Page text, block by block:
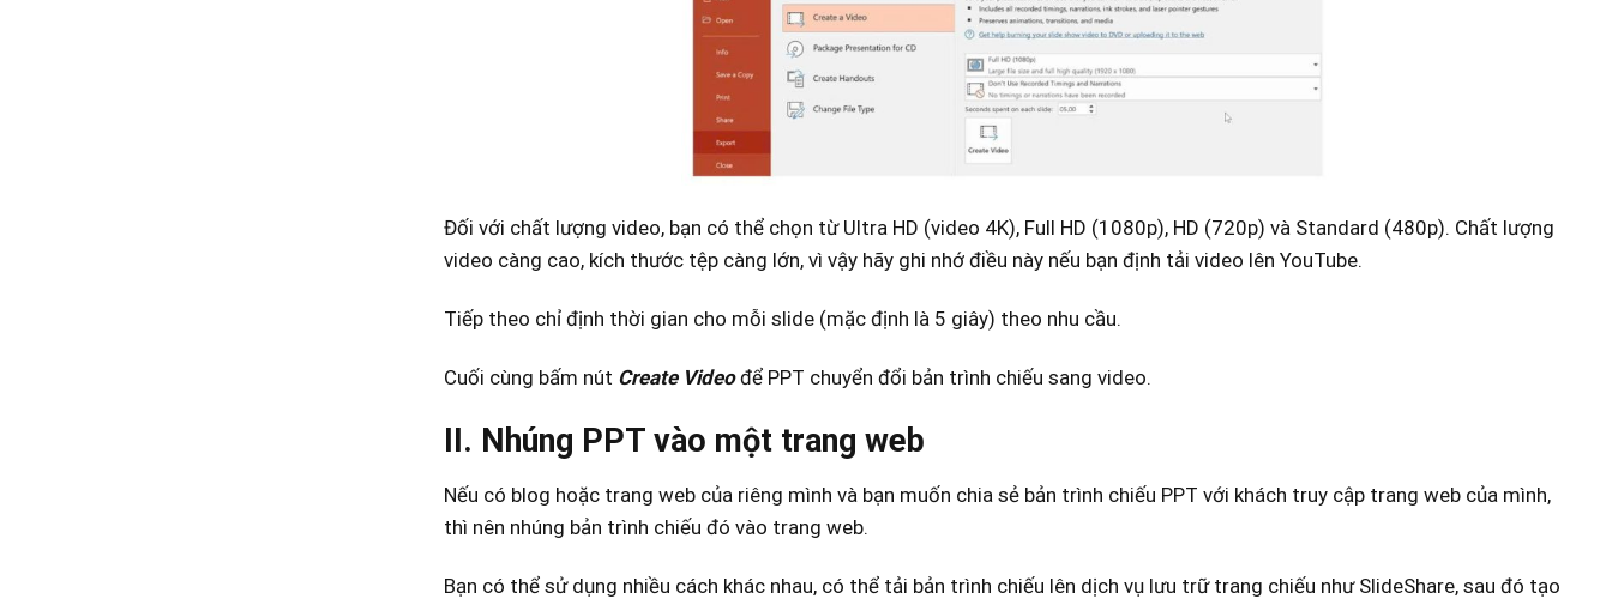
Đối với chất lượng video, bạn có thể chọn từ Ultra HD (video 4K), Full HD (1080p), HD (720p) và Standard (480p). Chất lượng
video càng cao, kích thước tệp càng lớn, vì vậy hãy ghi nhớ điều này nếu bạn định tải video lên YouTube.
Tiếp theo chỉ định thời gian cho mỗi slide (mặc định là 5 giây) theo nhu cầu.
Cuối cùng bấm nút Create Videođể PPT chuyển đổi bản trình chiếu sang video.
II. Nhúng PPT vào một trang web
Nếu có blog hoặc trang web của riêng mình và bạn muốn chia sẻ bản trình chiếu PPT với khách truy cập trang web của mình,
thì nên nhúng bản trình chiếu đó vào trang web.
Bạn có thể sử dụng nhiều cách khác nhau, có thể tải bản trình chiếu lên dịch vụ lưu trữ trang chiếu như SlideShare, sau đó tạo